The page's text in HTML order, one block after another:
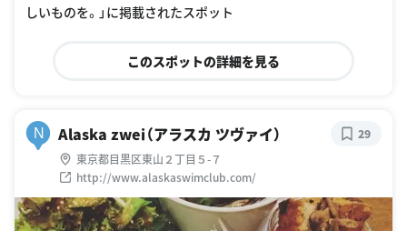
しいものを。」に掲載されたスポット
このスポットの詳細を見る
N Alaska zwei（アラスカ ツヴァイ）
東京都目黒区東山２丁目５-７
http://www.alaskaswimclub.com/
29